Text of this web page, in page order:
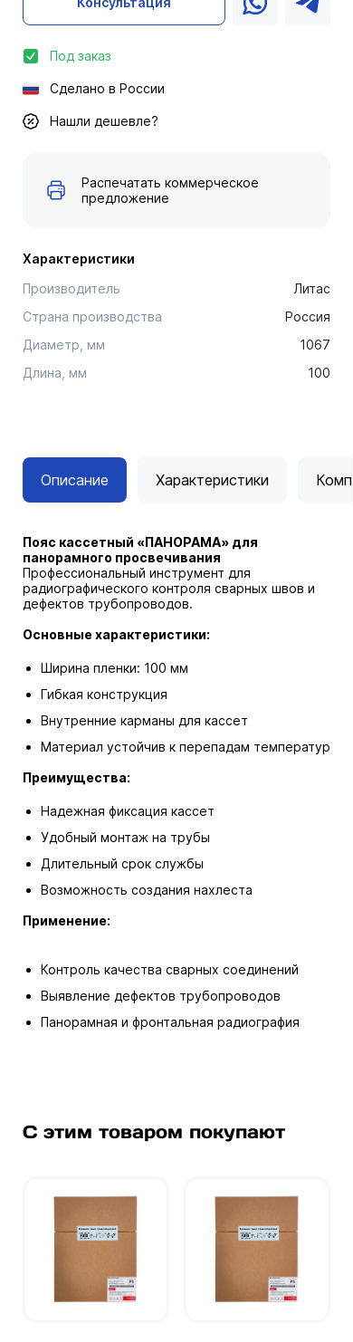
Характеристики
Производитель
Литас
Страна производства
Россия
Диаметр, мм
1067
Длина, мм
100
Под заказ
Сделано в России
Нашли дешевле?
Распечатать коммерческое
предложение
Описание Характеристики
Пояс кассетный «ПАНОРАМА» для
панорамного просвечивания
Профессиональный инструмент для
радиографического контроля сварных швов и
дефектов трубопроводов.
Основные характеристики:
Ширина пленки: 100 мм
Гибкая конструкция
Внутренние карманы для кассет
Материал устойчив к перепадам температур
Преимущества:
Надежная фиксация кассет
Удобный монтаж на трубы
Длительный срок службы
Возможность создания нахлеста
Применение:
Контроль качества сварных соединений
Выявление дефектов трубопроводов
Панорамная и фронтальная радиография
С этим товаром покупают